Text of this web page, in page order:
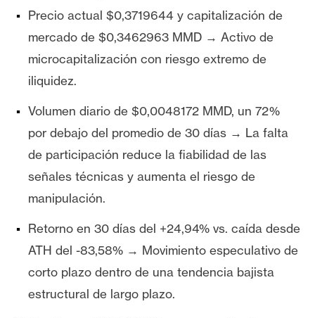
e
n
s
a
T
e
m
a
s
e
c
u
Precio actual $0,3719644 y capitalización de
mercado de $0,3462963 MMD → Activo de
microcapitalización con riesgo extremo de
iliquidez.
Volumen diario de $0,0048172 MMD, un 72%
por debajo del promedio de 30 días → La falta
de participación reduce la fiabilidad de las
señales técnicas y aumenta el riesgo de
manipulación.
Retorno en 30 días del +24,94% vs. caída desde
ATH del -83,58% → Movimiento especulativo de
corto plazo dentro de una tendencia bajista
estructural de largo plazo.